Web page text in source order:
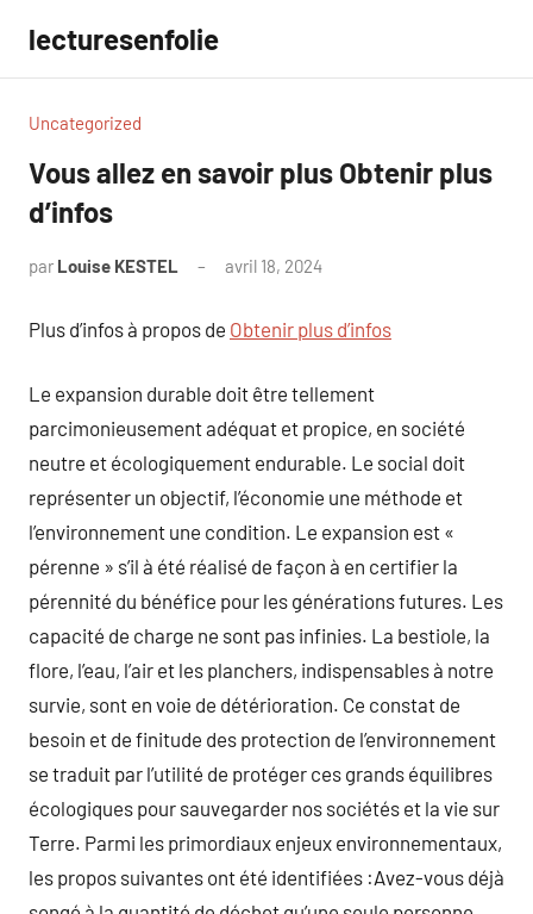
contenu
lecturesenfolie
Uncategorized
Vous allez en savoir plus Obtenir plus
d’infos
par Louise KESTEL avril 18, 2024
Plus d’infos à propos de Obtenir plus d’infos
Le expansion durable doit être tellement
parcimonieusement adéquat et propice, en société
neutre et écologiquement endurable. Le social doit
représenter un objectif, l’économie une méthode et
l’environnement une condition. Le expansion est «
pérenne » s’il à été réalisé de façon à en certifier la
pérennité du bénéfice pour les générations futures. Les
capacité de charge ne sont pas infinies. La bestiole, la
flore, l’eau, l’air et les planchers, indispensables à notre
survie, sont en voie de détérioration. Ce constat de
besoin et de finitude des protection de l’environnement
se traduit par l’utilité de protéger ces grands équilibres
écologiques pour sauvegarder nos sociétés et la vie sur
Terre. Parmi les primordiaux enjeux environnementaux,
les propos suivantes ont été identifiées :Avez-vous déjà